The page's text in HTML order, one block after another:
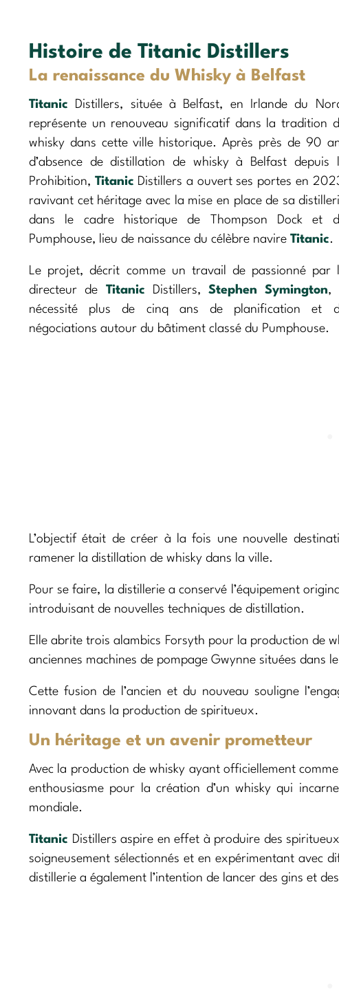
Histoire de Titanic Distillers
La renaissance du Whisky à Belfast
Titanic Distillers, située à Belfast, en Irlande du
représente un renouveau significatif dans la tradition
whisky dans cette ville historique. Après près de 90
d’absence de distillation de whisky à Belfast depuis
Prohibition, Titanic Distillers a ouvert ses portes en
ravivant cet héritage avec la mise en place de sa
dans le cadre historique de Thompson Dock et
Pumphouse, lieu de naissance du célèbre navire Titanic.
Le projet, décrit comme un travail de passionné par
directeur de Titanic Distillers, Stephen Symington,
nécessité plus de cinq ans de planification et
négociations autour du bâtiment classé du Pumphouse.
L’objectif était de créer à la fois une nouvelle
ramener la distillation de whisky dans la ville.
Pour se faire, la distillerie a conservé l’équipement
introduisant de nouvelles techniques de distillation.
Elle abrite trois alambics Forsyth pour la production de
anciennes machines de pompage Gwynne situées dans
Cette fusion de l’ancien et du nouveau souligne
innovant dans la production de spiritueux.
Un héritage et un avenir prometteur
Avec la production de whisky ayant officiellement
enthousiasme pour la création d’un whisky qui
mondiale.
Titanic Distillers aspire en effet à produire des
soigneusement sélectionnés et en expérimentant avec
distillerie a également l’intention de lancer des gins et